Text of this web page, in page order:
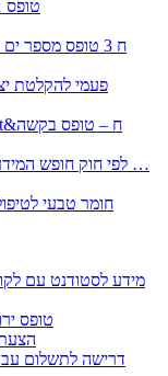
טופס 161א – הודעת עובד עקב פרישה מעבודה
) 1998 ( לפי חוק חופש המידע התשנ;ח – טופס בקשה לקבלת …
חומר טבעי
טופס ירוק (רש”ל 18)
2352